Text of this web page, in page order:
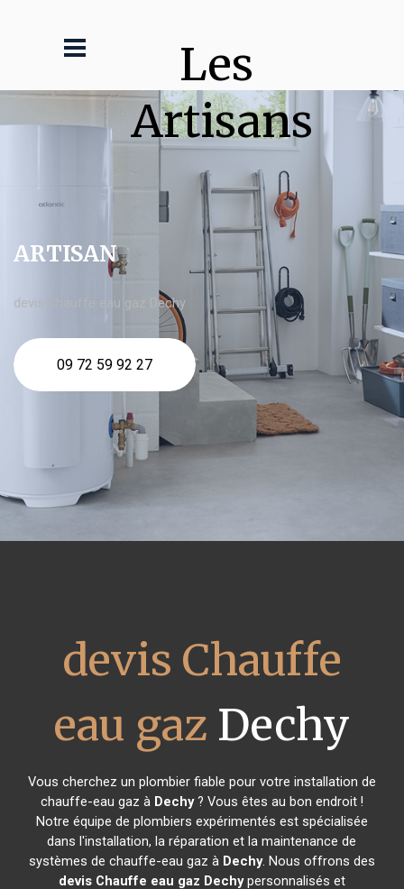
Les
Artisans
ARTISAN
devis Chauffe eau gaz Dechy
09 72 59 92 27
devis Chauffe
eau gaz Dechy
Vous cherchez un plombier fiable pour votre installation de
chauffe-eau gaz à Dechy? Vous êtes au bon endroit !
Notre équipe de plombiers expérimentés est spécialisée
dans l'installation, la réparation et la maintenance de
systèmes de chauffe-eau gaz à Dechy. Nous offrons des
devis Chauffe eau gaz Dechypersonnalisés et